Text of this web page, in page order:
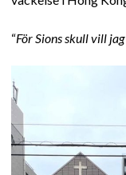
“För Sions skull vill